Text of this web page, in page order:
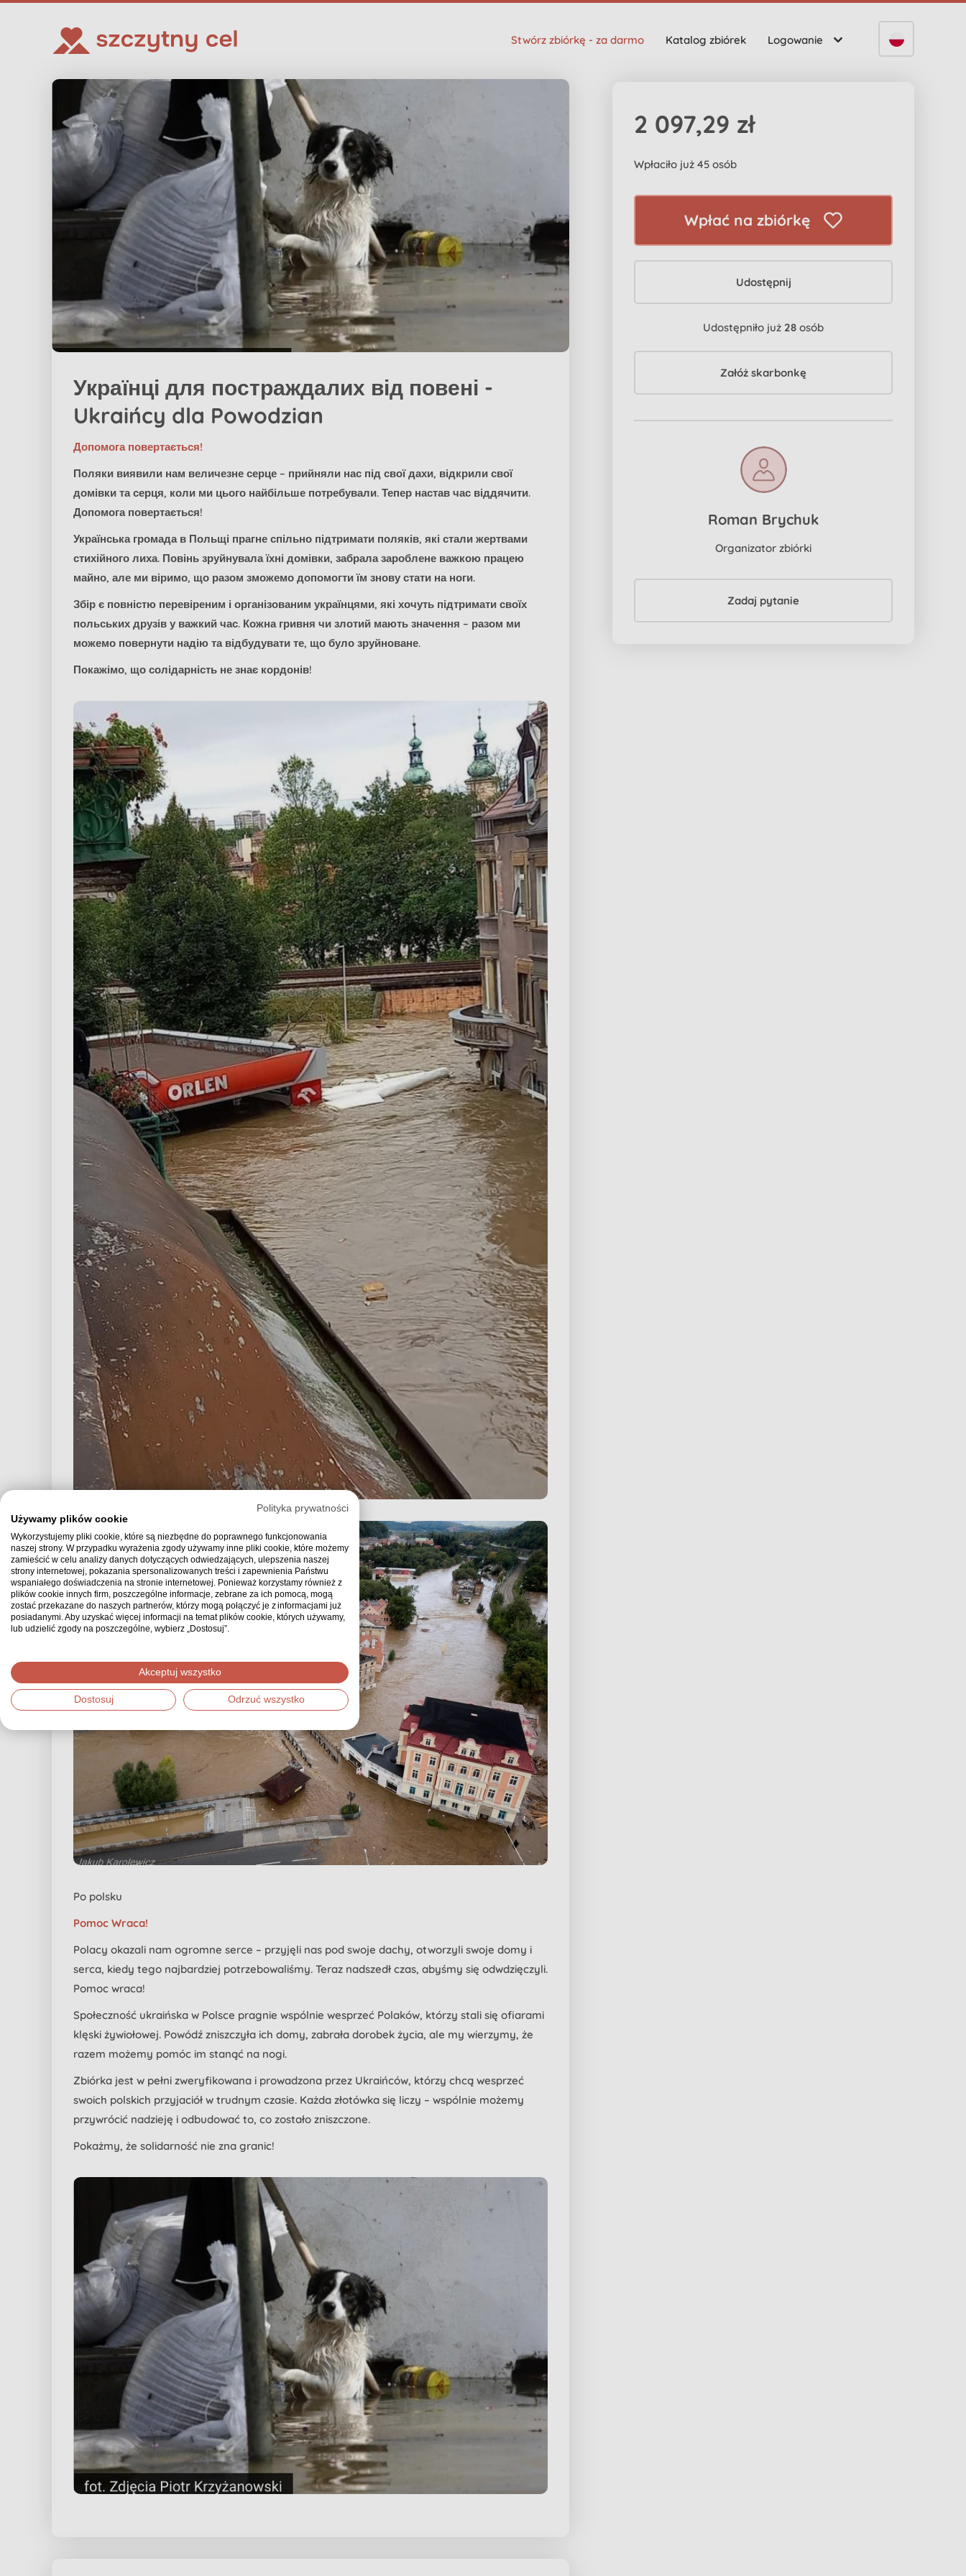
Stwórz zbiórkę - za darmo Katalog zbiórek Logowanie
Українці для постраждалих від повені -
Ukraińcy dla Powodzian
Допомога повертається!
Поляки виявили нам величезне серце – прийняли нас під свої дахи, відкрили свої
домівки та серця, коли ми цього найбільше потребували. Тепер настав час віддячити.
Допомога повертається!
Українська громада в Польщі прагне спільно підтримати поляків, які стали жертвами
стихійного лиха. Повінь зруйнувала їхні домівки, забрала зароблене важкою працею
майно, але ми віримо, що разом зможемо допомогти їм знову стати на ноги.
Збір є повністю перевіреним і організованим українцями, які хочуть підтримати своїх
польських друзів у важкий час. Кожна гривня чи злотий мають значення – разом ми
можемо повернути надію та відбудувати те, що було зруйноване.
Покажімо, що солідарність не знає кордонів!
Po polsku
Pomoc Wraca!
Polacy okazali nam ogromne serce – przyjęli nas pod swoje dachy, otworzyli swoje domy i
serca, kiedy tego najbardziej potrzebowaliśmy. Teraz nadszedł czas, abyśmy się odwdzięczyli.
Pomoc wraca!
Społeczność ukraińska w Polsce pragnie wspólnie wesprzeć Polaków, którzy stali się ofiarami
klęski żywiołowej. Powódź zniszczyła ich domy, zabrała dorobek życia, ale my wierzymy, że
razem możemy pomóc im stanąć na nogi.
Zbiórka jest w pełni zweryfikowana i prowadzona przez Ukraińców, którzy chcą wesprzeć
swoich polskich przyjaciół w trudnym czasie. Każda złotówka się liczy – wspólnie możemy
przywrócić nadzieję i odbudować to, co zostało zniszczone.
Pokażmy, że solidarność nie zna granic!
2 097,29 zł
Wpłaciło już 45 osób
Wpłać na zbiórkę
Udostępnij
Udostępniło już 28 osób
Załóż skarbonkę
Roman Brychuk
Organizator zbiórki
Zadaj pytanie
Polityka prywatności
Używamy plików cookie
Wykorzystujemy pliki cookie, które są niezbędne do poprawnego funkcjonowania
naszej strony. W przypadku wyrażenia zgody używamy inne pliki cookie, które możemy
zamieścić w celu analizy danych dotyczących odwiedzających, ulepszenia naszej
strony internetowej, pokazania spersonalizowanych treści i zapewnienia Państwu
wspaniałego doświadczenia na stronie internetowej. Ponieważ korzystamy również z
plików cookie innych firm, poszczególne informacje, zebrane za ich pomocą, mogą
zostać przekazane do naszych partnerów, którzy mogą połączyć je z informacjami już
posiadanymi. Aby uzyskać więcej informacji na temat plików cookie, których używamy,
lub udzielić zgody na poszczególne, wybierz „Dostosuj”.
Akceptuj wszystko
Dostosuj Odrzuć wszystko